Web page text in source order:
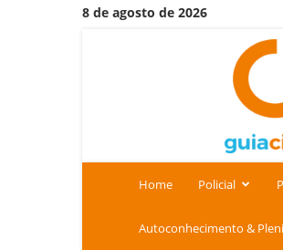
8 de agosto de 2026
Home Policial
Autoconhecimento &